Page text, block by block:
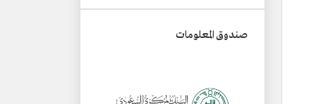
صندوق المعلومات